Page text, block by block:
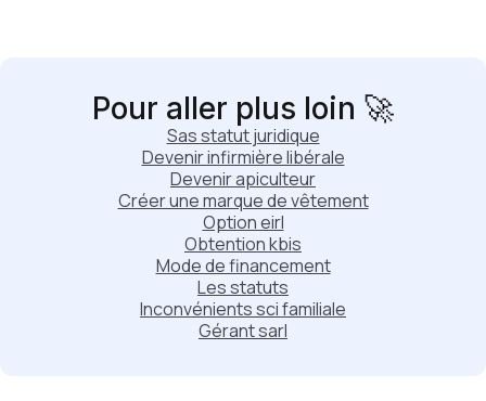
Pour aller plus loin 🚀
Sas statut juridique
Devenir infirmière libérale
Devenir apiculteur
Créer une marque de vêtement
Option eirl
Obtention kbis
Mode de financement
Les statuts
Inconvénients sci familiale
Gérant sarl